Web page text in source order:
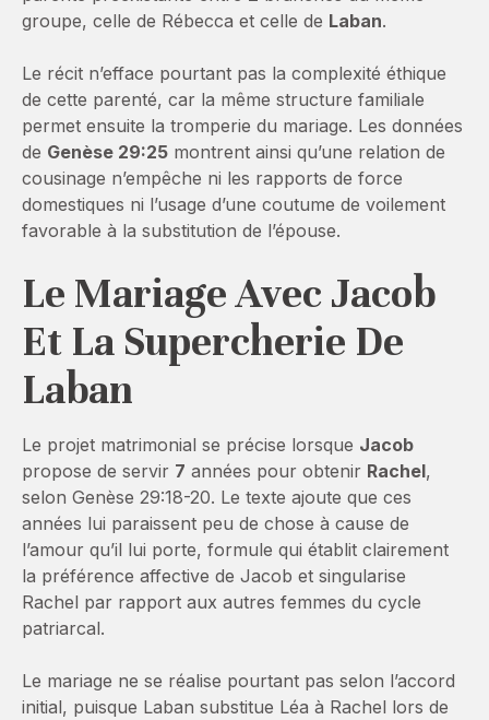
groupe, celle de Rébecca et celle de Laban.
Le récit n’efface pourtant pas la complexité éthique
de cette parenté, car la même structure familiale
permet ensuite la tromperie du mariage. Les données
de Genèse 29:25 montrent ainsi qu’une relation de
cousinage n’empêche ni les rapports de force
domestiques ni l’usage d’une coutume de voilement
favorable à la substitution de l’épouse.
Le Mariage Avec Jacob
Et La Supercherie De
Laban
Le projet matrimonial se précise lorsque Jacob
propose de servir 7 années pour obtenir Rachel,
selon Genèse 29:18-20. Le texte ajoute que ces
années lui paraissent peu de chose à cause de
l’amour qu’il lui porte, formule qui établit clairement
la préférence affective de Jacob et singularise
Rachel par rapport aux autres femmes du cycle
patriarcal.
Le mariage ne se réalise pourtant pas selon l’accord
initial, puisque Laban substitue Léa à Rachel lors de